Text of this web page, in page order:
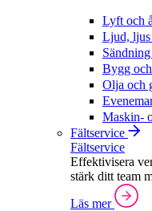
Lyft och
Ljud,
Bygg
Olja och
Maskin-
Fältservice
Fältservice
Effektivisera
stärk ditt team
Läs mer